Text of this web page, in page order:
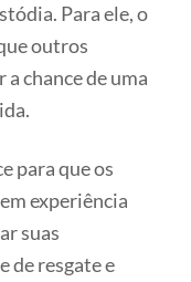
Para ele, o
outros
chance de uma
para que os
experiência
suas
de resgate e